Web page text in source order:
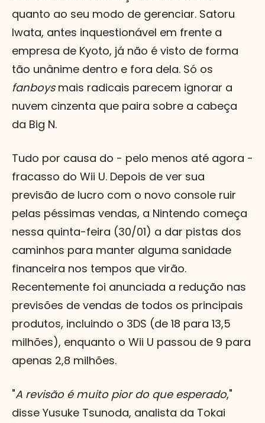
quanto ao seu modo de gerenciar. Satoru
Iwata, antes inquestionável em frente a
empresa de Kyoto, já não é visto de forma
tão unânime dentro e fora dela. Só os
fanboysmais radicais parecem ignorar a
nuvem cinzenta que paira sobre a cabeça
da Big N.
Tudo por causa do - pelo menos até agora -
fracasso do Wii U. Depois de ver sua
previsão de lucro com o novo console ruir
pelas péssimas vendas, a Nintendo começa
nessa quinta-feira (30/01) a dar pistas dos
caminhos para manter alguma sanidade
financeira nos tempos que virão.
Recentemente foi anunciada a redução nas
previsões de vendas de todos os principais
produtos, incluindo o 3DS (de 18 para 13,5
milhões), enquanto o Wii U passou de 9 para
apenas 2,8 milhões.
"A revisão é muito pior do que esperado,"
disse Yusuke Tsunoda, analista da Tokai